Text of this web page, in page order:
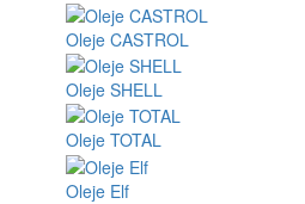
Oleje CASTROL
Oleje SHELL
Oleje TOTAL
Oleje Elf